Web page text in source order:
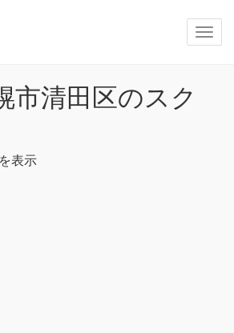
市清田区のスク
表示